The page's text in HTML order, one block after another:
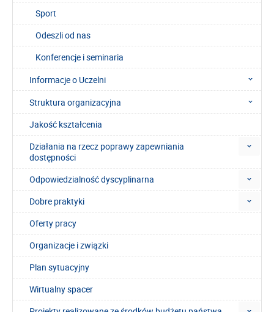
Sport
Odeszli od nas
Konferencje i seminaria
Informacje o Uczelni
Struktura organizacyjna
Jakość kształcenia
Działania na rzecz poprawy zapewniania
dostępności
Odpowiedzialność dyscyplinarna
Dobre praktyki
Oferty pracy
Organizacje i związki
Plan sytuacyjny
Wirtualny spacer